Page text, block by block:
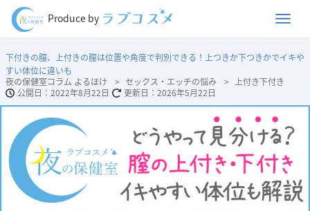
Produce by
下付きの膣、上付きの膣は位置や角度で判別できる！上つきか下つきかでイキや
すい体位に違いも
夜の保健室コラム よるほけ
セックス・エッチの悩み
上付き下付き
2022年8月22日
2026年5月22日